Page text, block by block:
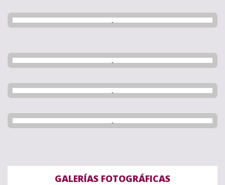
GALERÍAS FOTOGRÁFICAS